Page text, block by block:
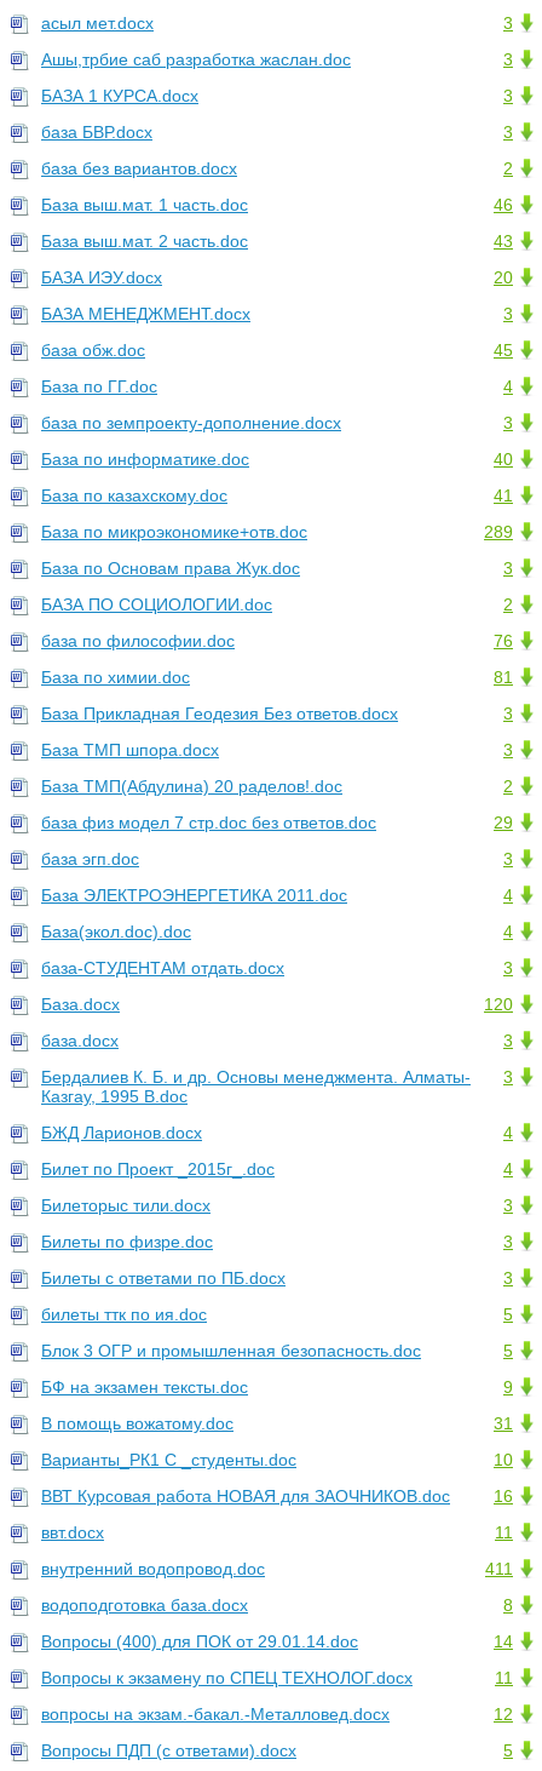
3
асыл мет.docx
3
Ашы,трбие саб разработка жаслан.doc
3
БАЗА 1 КУРСА.docx
3
база БВР.docx
2
база без вариантов.docx
46
База выш.мат. 1 часть.doc
43
База выш.мат. 2 часть.doc
20
БАЗА ИЭУ.docx
3
БАЗА МЕНЕДЖМЕНТ.docx
45
база обж.doc
4
База по ГГ.doc
3
база по земпроекту-дополнение.docx
40
База по информатике.doc
41
База по казахскому.doc
289
База по микроэкономике+отв.doc
3
База по Основам права Жук.doc
2
БАЗА ПО СОЦИОЛОГИИ.doc
76
база по философии.doc
81
База по химии.doc
3
База Прикладная Геодезия Без ответов.docx
3
База ТМП шпора.docx
2
База ТМП(Абдулина) 20 раделов!.doc
29
база физ модел 7 стр.doc без ответов.doc
3
база эгп.doc
4
База ЭЛЕКТРОЭНЕРГЕТИКА 2011.doc
4
База(экол.doc).doc
3
база-СТУДЕНТАМ отдать.docx
120
База.docx
3
база.docx
3
Бердалиев К. Б. и др. Основы менеджмента. Алматы-
Казгау, 1995 В.doc
4
БЖД Ларионов.docx
4
Билет по Проект _2015г_.doc
3
Билеторыс тили.docx
3
Билеты по физре.doc
3
Билеты с ответами по ПБ.docx
5
билеты ттк по ия.doc
5
Блок 3 ОГР и промышленная безопасность.doc
9
БФ на экзамен тексты.doc
31
В помощь вожатому.doc
10
Варианты_РК1 C _студенты.doc
16
ВВТ Курсовая работа НОВАЯ для ЗАОЧНИКОВ.doc
11
ввт.docx
411
внутренний водопровод.doc
8
водоподготовка база.docx
14
Вопросы (400) для ПОК от 29.01.14.doc
11
Вопросы к экзамену по СПЕЦ ТЕХНОЛОГ.docx
12
вопросы на экзам.-бакал.-Металловед.docx
5
Вопросы ПДП (с ответами).docx